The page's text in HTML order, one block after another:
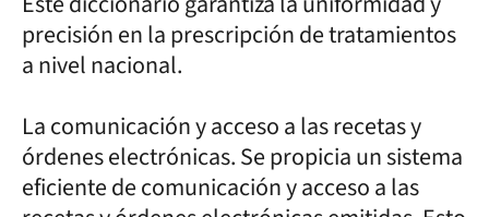
precisión en la prescripción de tratamientos
a nivel nacional.
La comunicación y acceso a las recetas y
órdenes electrónicas. Se propicia un sistema
eficiente de comunicación y acceso a las